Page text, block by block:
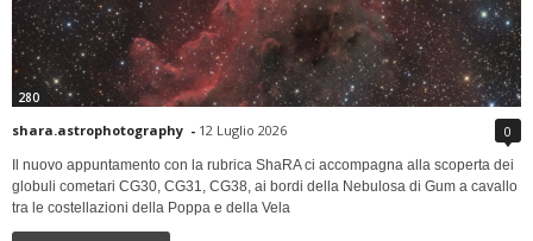
280
shara.astrophotography - 12 Luglio 2026 0
Il nuovo appuntamento con la rubrica ShaRA ci accompagna alla scoperta dei
globuli cometari CG30, CG31, CG38, ai bordi della Nebulosa di Gum a cavallo
tra le costellazioni della Poppa e della Vela